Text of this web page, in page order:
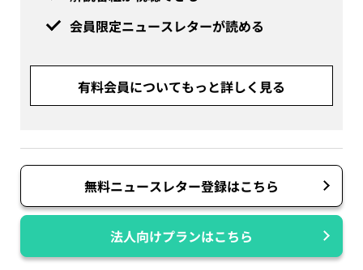
会員限定ニュースレターが読める
有料会員についてもっと詳しく見る
無料ニュースレター登録はこちら
法人向けプランはこちら